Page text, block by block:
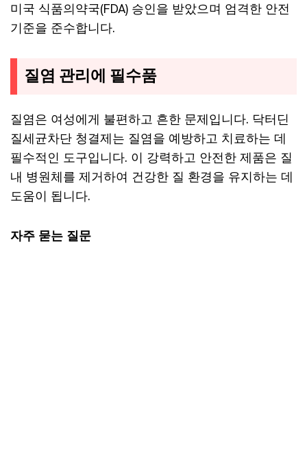
미국 식품의약국(FDA) 승인을 받았으며 엄격한 안전
기준을 준수합니다.
질염 관리에 필수품
질염은 여성에게 불편하고 흔한 문제입니다. 닥터딘
질세균차단 청결제는 질염을 예방하고 치료하는 데
필수적인 도구입니다. 이 강력하고 안전한 제품은 질
내 병원체를 제거하여 건강한 질 환경을 유지하는 데
도움이 됩니다.
자주 묻는 질문